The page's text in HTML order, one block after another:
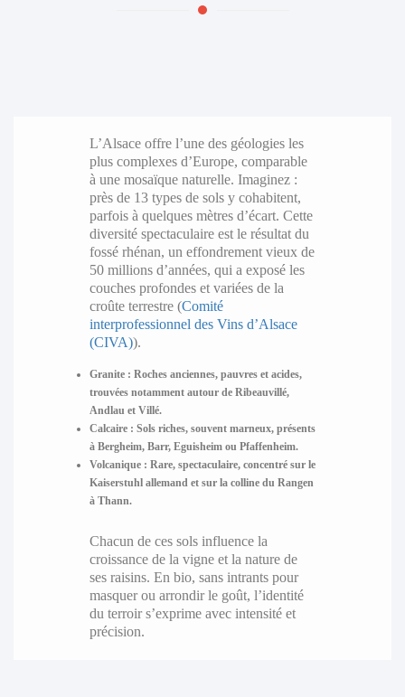
L’Alsace offre l’une des géologies les
plus complexes d’Europe, comparable
à une mosaïque naturelle. Imaginez :
près de 13 types de sols y cohabitent,
parfois à quelques mètres d’écart. Cette
diversité spectaculaire est le résultat du
fossé rhénan, un effondrement vieux de
50 millions d’années, qui a exposé les
couches profondes et variées de la
croûte terrestre (Comité
interprofessionnel des Vins d’Alsace
(CIVA)).
Granite: Roches anciennes, pauvres et acides,
trouvées notamment autour de Ribeauvillé,
Andlau et Villé.
Calcaire: Sols riches, souvent marneux, présents
à Bergheim, Barr, Eguisheim ou Pfaffenheim.
Volcanique: Rare, spectaculaire, concentré sur le
Kaiserstuhl allemand et sur la colline du Rangen
à Thann.
Chacun de ces sols influence la
croissance de la vigne et la nature de
ses raisins. En bio, sans intrants pour
masquer ou arrondir le goût, l’identité
du terroir s’exprime avec intensité et
précision.